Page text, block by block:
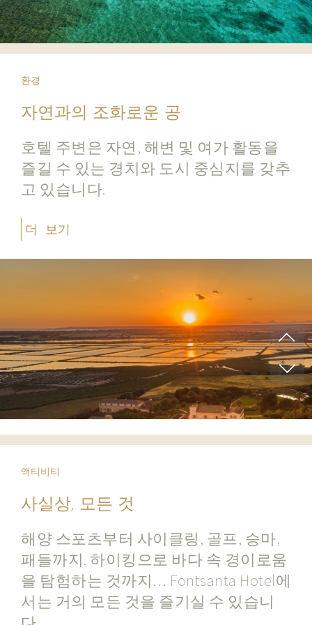
환경
자연과의 조화로운 공
호텔 주변은 자연, 해변 및 여가 활동을
즐길 수 있는 경치와 도시 중심지를 갖추
고 있습니다.
더 보기
액티비티
사실상, 모든 것
해양 스포츠부터 사이클링, 골프, 승마,
패들까지. 하이킹으로 바다 속 경이로움
을 탐험하는 것까지… Fontsanta Hotel에
서는 거의 모든 것을 즐기실 수 있습니